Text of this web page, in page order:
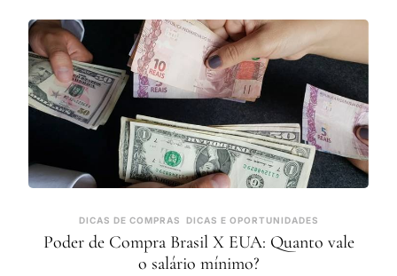
DICAS DE COMPRAS DICAS E OPORTUNIDADES
Poder de Compra Brasil X EUA: Quanto vale
o salário mínimo?